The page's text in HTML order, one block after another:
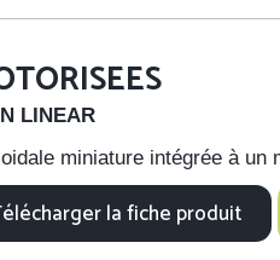
LINEAR
miniature intégrée à un
la fiche produit